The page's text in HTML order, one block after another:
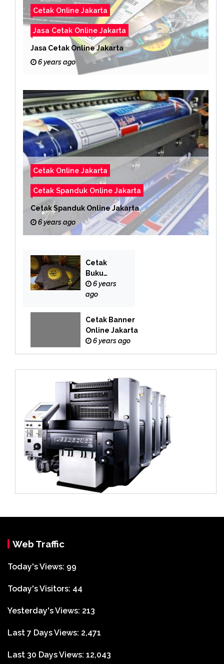
Cetak Online Jakarta
Jasa Cetak Online Jakarta
Jasa Cetak Online Jakarta
6 years ago
Cetak Online Jakarta
Cetak Spanduk Online Jakarta
Cetak Spanduk Online Jakarta
6 years ago
Cetak
Buku
Yasin
Online
6 years
ago
Cetak Banner
Online Jakarta
6 years ago
Web Traffic
Today's Views: 99
Today's Visitors: 44
Yesterday's Views: 213
Last 7 Days Views: 2,471
Last 30 Days Views: 12,043